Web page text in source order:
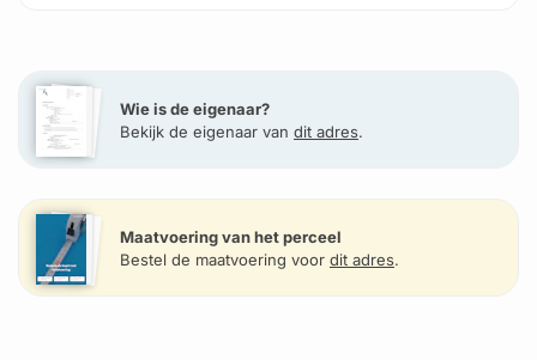
Wie is de eigenaar?
Bekijk de eigenaar van dit adres.
Maatvoering van het perceel
Bestel de maatvoering voor dit adres.